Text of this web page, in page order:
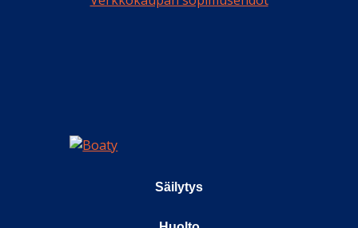
Säilytys